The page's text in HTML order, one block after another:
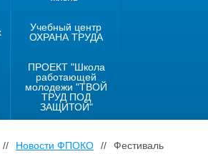
Учебный центр
ОХРАНА ТРУДА
ПРОЕКТ "Школа
работающей
молодежи "ТВОЙ
ТРУД ПОД
ЗАЩИТОЙ"
// Новости ФПОКО //
Фестиваль